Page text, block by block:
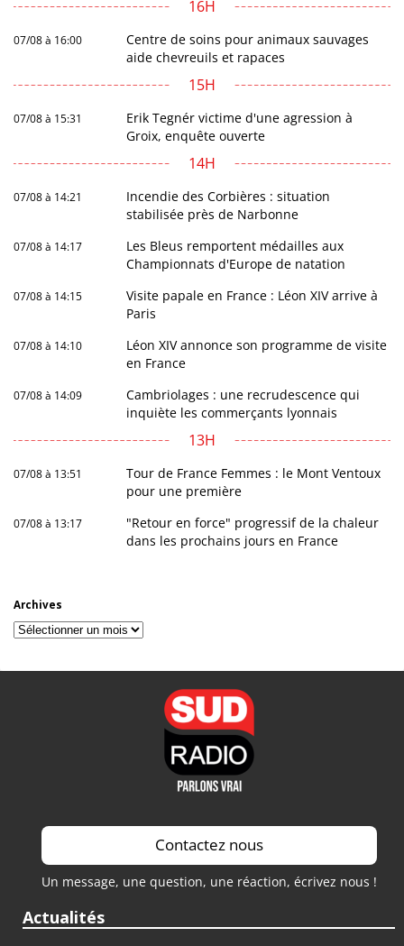
16H
07/08 à 16:00
Centre de soins pour animaux sauvages
aide chevreuils et rapaces
15H
07/08 à 15:31
Erik Tegnér victime d'une agression à
Groix, enquête ouverte
14H
07/08 à 14:21
Incendie des Corbières : situation
stabilisée près de Narbonne
07/08 à 14:17
Les Bleus remportent médailles aux
Championnats d'Europe de natation
07/08 à 14:15
Visite papale en France : Léon XIV arrive à
Paris
07/08 à 14:10
Léon XIV annonce son programme de visite
en France
07/08 à 14:09
Cambriolages : une recrudescence qui
inquiète les commerçants lyonnais
13H
07/08 à 13:51
Tour de France Femmes : le Mont Ventoux
pour une première
07/08 à 13:17
"Retour en force" progressif de la chaleur
dans les prochains jours en France
Archives
Archives
Contactez nous
Un message, une question, une réaction, écrivez nous !
Actualités